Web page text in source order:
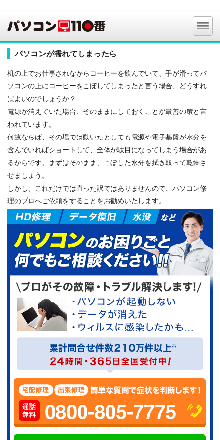
パソコンが濡れてしまったら
机の上でお仕事されながらコーヒーを飲んでいて、手が滑ってパ
ソコンの上にコーヒーをこぼしてしまったと言う場合、どうすれ
ばよいのでしょうか？
電源が消えていた場合、そのままにしておくことが最善の策と言
われています。
何故ならば、その場では動いたとしても電源や電子基盤が水分を
含んでいればショートして、全体が駄目になってしまう場合があ
るからです。まずはそのまま、こぼした水分を拭き取って乾燥さ
せましょう。
しかし、これだけでは直った訳ではありませんので、パソコン修
理のプロへご依頼をすることをお勧めいたします。
0800-805-7775